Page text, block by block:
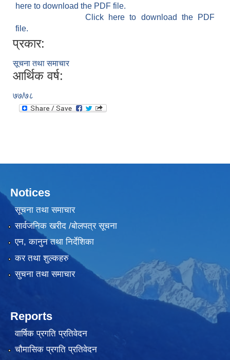
here to download the PDF file.
Click here to download the PDF
file.
प्रकार:
सूचना तथा समाचार
आर्थिक वर्ष:
७७/७८
Notices
सूचना तथा समाचार
सार्वजनिक खरीद /बोलपत्र सूचना
एन, कानुन तथा निर्देशिका
कर तथा शुल्कहरु
सुचना तथा समाचार
Reports
वार्षिक प्रगति प्रतिवेदन
चौमासिक प्रगति प्रतिवेदन